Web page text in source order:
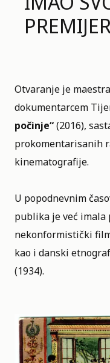
Otvaranje je
dokumentarcem
počinje“(2016),
prokomentarisanih
kinematografije.
U popodnevnim
publika je već
nekonformistički
kao i danski
(1934).